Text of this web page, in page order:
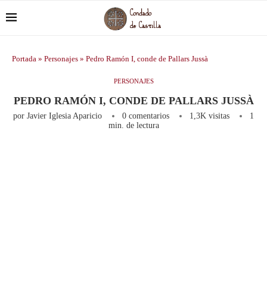
Portada » Personajes » Pedro Ramón I, conde de Pallars Jussà
PERSONAJES
PEDRO RAMÓN I, CONDE DE PALLARS JUSSÀ
por Javier Iglesia Aparicio 0 comentarios 1,3K visitas
1
min. de lectura